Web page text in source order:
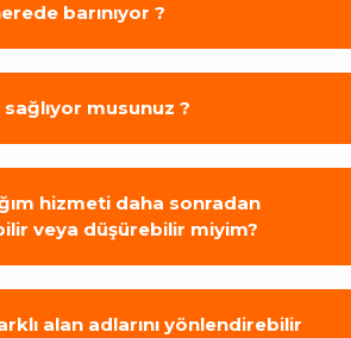
barınıyor ?
musunuz ?
hizmeti daha sonradan
veya düşürebilir miyim?
alan adlarını yönlendirebilir